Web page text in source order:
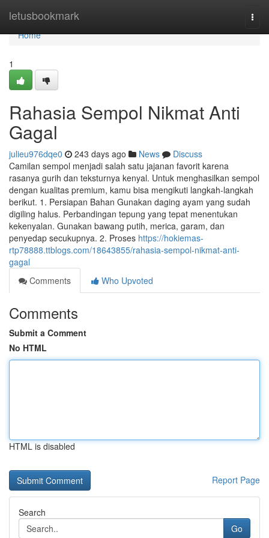
letusbookmark
Home
Home
1
Rahasia Sempol Nikmat Anti
Gagal
julieu976dqe0 243 days ago News
Discuss
Camilan sempol menjadi salah satu jajanan favorit karena
rasanya gurih dan teksturnya kenyal. Untuk menghasilkan sempol
dengan kualitas premium, kamu bisa mengikuti langkah-langkah
berikut. 1. Persiapan Bahan Gunakan daging ayam yang sudah
digiling halus. Perbandingan tepung yang tepat menentukan
kekenyalan. Gunakan bawang putih, merica, garam, dan
penyedap secukupnya. 2. Proses https://hokiemas-
rtp78888.ttblogs.com/18643855/rahasia-sempol-nikmat-anti-
gagal
Comments
Who Upvoted
Comments
Submit a Comment
No HTML
HTML is disabled
Report Page
Search
Go